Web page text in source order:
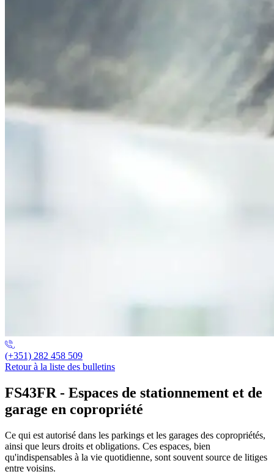
(+351) 282 458 509
Retour à la liste des bulletins
FS43FR - Espaces de stationnement et de
garage en copropriété
Ce qui est autorisé dans les parkings et les garages des copropriétés,
ainsi que leurs droits et obligations. Ces espaces, bien
qu'indispensables à la vie quotidienne, sont souvent source de litiges
entre voisins.